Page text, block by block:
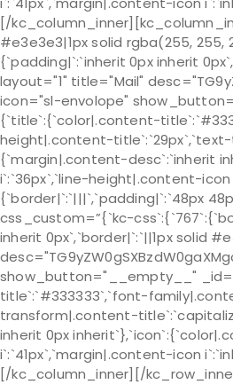
[/
#e3e3e3|1px solid rgba(255, 255,
{`padding|`:`inherit 0px inherit
layout="1" title="Mail"
icon="sl-envolope"
{`title`:{`color|.content-
height|.content-
{`margin|.content-desc`:`inherit
i`:`36px`,`line-height|.content-
{`border|`:`|||`,`padding|`:`48px
css_custom=”{`kc-
inherit 0px`,`border|`:`||1px solid
show_button="__empty__"
title`:`#333333`,`font-
transform|.content-
inherit 0px
i`:`41px`,`margin|.content-icon
[/kc_column_inner][/